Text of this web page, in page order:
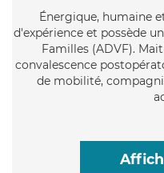
Énergique, humaine
d'expérience et possède
Familles (ADVF).
convalescence
de mobilité,